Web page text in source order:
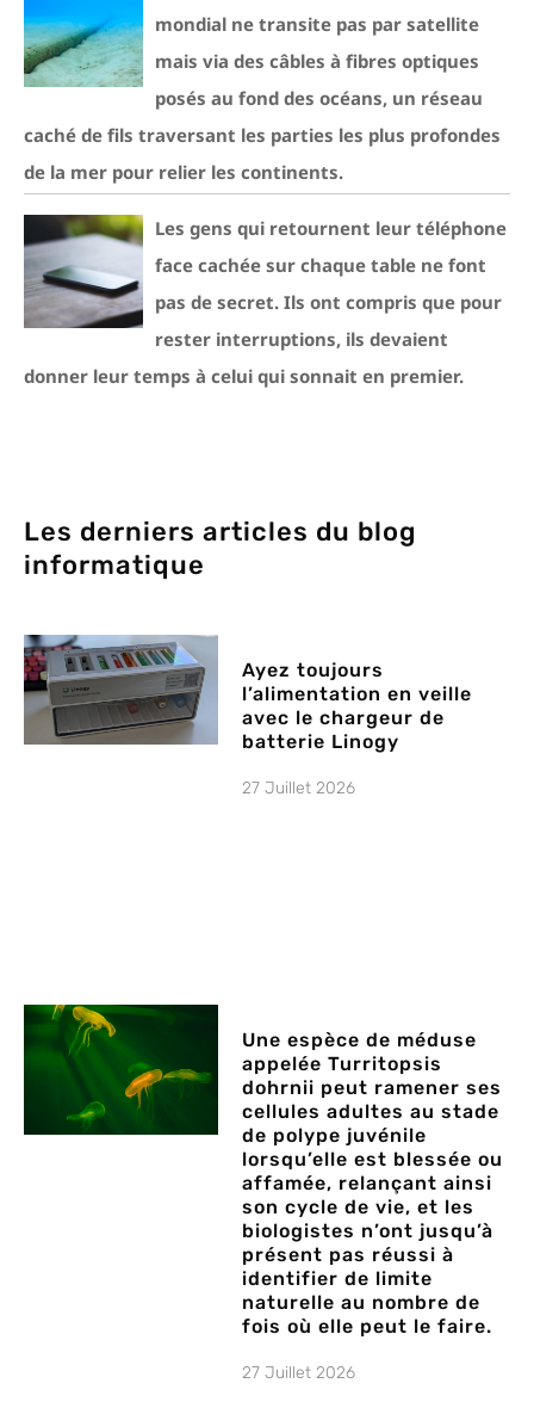
mondial ne transite pas par satellite
mais via des câbles à fibres optiques
posés au fond des océans, un réseau
caché de fils traversant les parties les plus profondes
de la mer pour relier les continents.
Les gens qui retournent leur téléphone
face cachée sur chaque table ne font
pas de secret. Ils ont compris que pour
rester interruptions, ils devaient
donner leur temps à celui qui sonnait en premier.
Les derniers articles du blog
informatique
Ayez toujours
l’alimentation en veille
avec le chargeur de
batterie Linogy
27 Juillet 2026
Une espèce de méduse
appelée Turritopsis
dohrnii peut ramener ses
cellules adultes au stade
de polype juvénile
lorsqu’elle est blessée ou
affamée, relançant ainsi
son cycle de vie, et les
biologistes n’ont jusqu’à
présent pas réussi à
identifier de limite
naturelle au nombre de
fois où elle peut le faire.
27 Juillet 2026